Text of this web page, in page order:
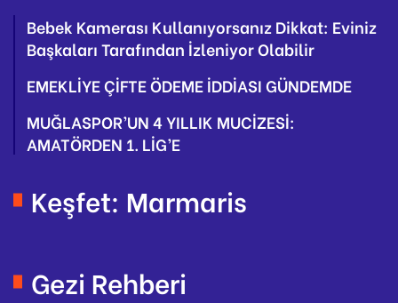
Bebek Kamerası Kullanıyorsanız Dikkat: Eviniz
Başkaları Tarafından İzleniyor Olabilir
EMEKLİYE ÇİFTE ÖDEME İDDİASI GÜNDEMDE
MUĞLASPOR’UN 4 YILLIK MUCİZESİ:
AMATÖRDEN 1. LİG’E
Keşfet: Marmaris
Gezi Rehberi